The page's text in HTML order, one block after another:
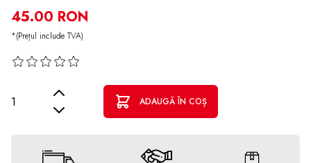
45.00 RON
*(Prețul include TVA)
ADAUGĂ ÎN COȘ